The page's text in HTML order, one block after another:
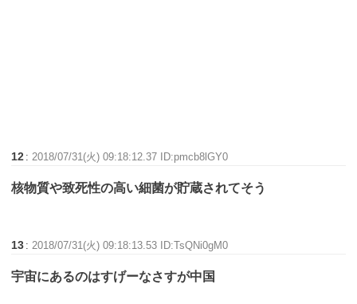
12 : 2018/07/31(火) 09:18:12.37 ID:pmcb8lGY0
核物質や致死性の高い細菌が貯蔵されてそう
13 : 2018/07/31(火) 09:18:13.53 ID:TsQNi0gM0
宇宙にあるのはすげーなさすが中国